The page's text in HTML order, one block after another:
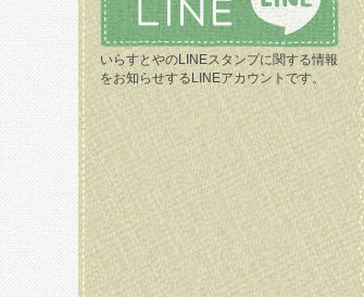
いらすとやのLINEスタンプに関する情報
をお知らせするLINEアカウントです。